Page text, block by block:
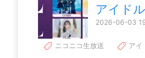
アイド
2026-06-03
ニコニコ生放送 アイ